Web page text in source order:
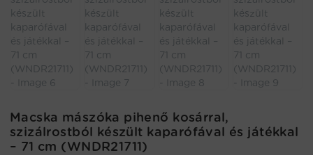
Macska mászóka pihenő kosárral,
szizálrostból készült kaparófával és játékkal
– 71 cm (WNDR21711)